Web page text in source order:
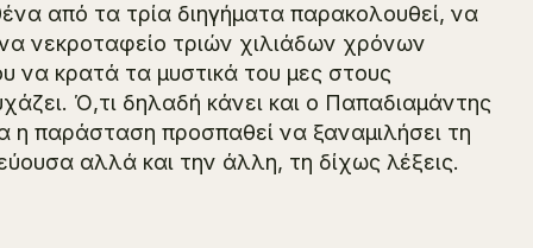
από τα τρία διηγήματα παρακολουθεί, να
νεκροταφείο τριών χιλιάδων χρόνων
να κρατά τα μυστικά του μες στους
Ό,τι δηλαδή κάνει και ο Παπαδιαμάντης
η παράσταση προσπαθεί να ξαναμιλήσει τη
αλλά και την άλλη, τη δίχως λέξεις.